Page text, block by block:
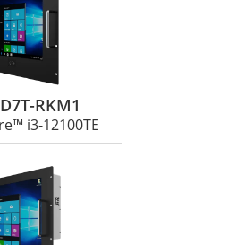
RKM1
i3-12100TE